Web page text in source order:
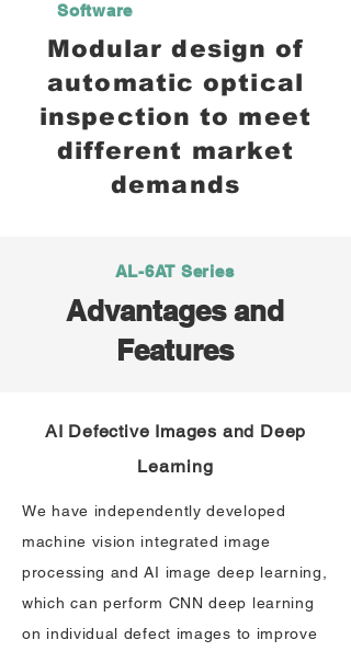
Software
Modular design of
automatic optical
inspection to meet
different market
demands
AL-6AT Series
Advantages and
Features
AI Defective Images and Deep
Learning
We have independently developed
machine vision integrated image
processing and AI image deep learning,
which can perform CNN deep learning
on individual defect images to improve